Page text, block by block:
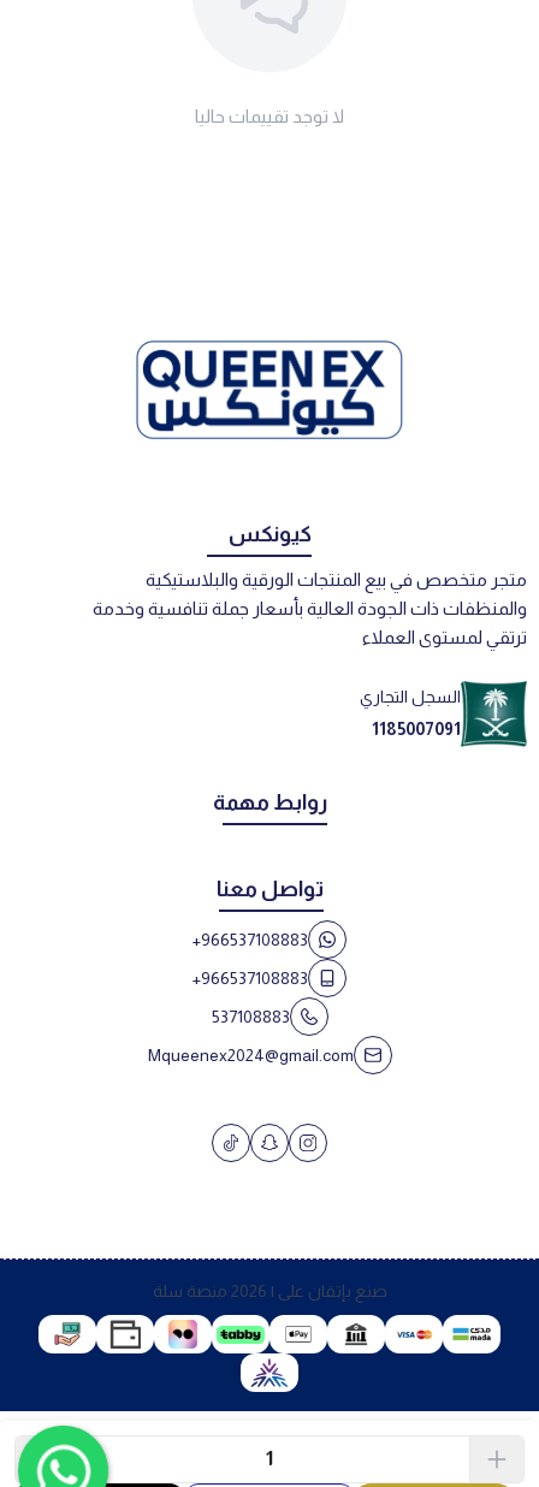
لا توجد تقييمات حاليا
كيونكس
متجر متخصص في بيع المنتجات الورقية والبلاستيكية
والمنظفات ذات الجودة العالية بأسعار جملة تنافسية وخدمة
ترتقي لمستوى العملاء
السجل التجاري
1185007091
روابط مهمة
تواصل معنا
+966537108883
+966537108883
537108883
Mqueenex2024@gmail.com
صنع بإتقان على | 2026 منصة سلة